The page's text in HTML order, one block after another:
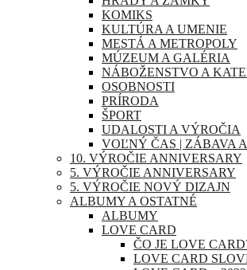
KOMIKS
KULTÚRA A UMENIE
MESTÁ A METROPOLY
MÚZEUM A GALÉRIA
NÁBOŽENSTVO A
OSOBNOSTI
PRÍRODA
ŠPORT
UDALOSTI A VÝROČIA
VOĽNÝ ČAS | ZÁBAVA
10. VÝROČIE ANNIVERSARY
5. VÝROČIE ANNIVERSARY
5. VÝROČIE NOVÝ DIZAJN
ALBUMY A OSTATNÉ
ALBUMY
LOVE CARD
ČO JE LOVE
LOVE CARD